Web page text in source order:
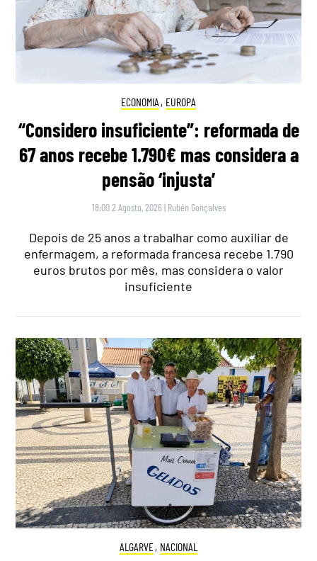
ECONOMIA , EUROPA
“Considero insuficiente”: reformada de
67 anos recebe 1.790€ mas considera a
pensão ‘injusta’
18:00 2 Agosto, 2026 | Rubén Gonçalves
Depois de 25 anos a trabalhar como auxiliar de
enfermagem, a reformada francesa recebe 1.790
euros brutos por mês, mas considera o valor
insuficiente
ALGARVE, NACIONAL